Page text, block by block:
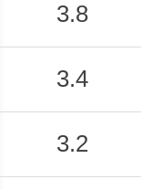
3.8
3.4
3.2